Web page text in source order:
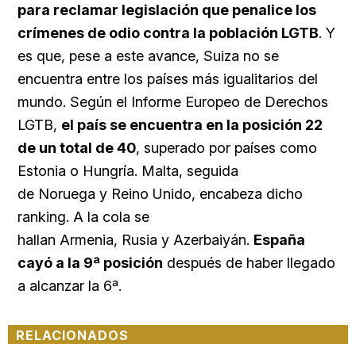
para reclamar legislación que penalice los
crímenes de odio contra la población LGTB. Y
es que, pese a este avance, Suiza no se
encuentra entre los países más igualitarios del
mundo. Según el Informe Europeo de Derechos
LGTB, el país se encuentra en la posición 22
de un total de 40, superado por países como
Estonia o Hungría. Malta, seguida
de Noruega y Reino Unido, encabeza dicho
ranking. A la cola se
hallan Armenia, Rusia y Azerbaiyán. España
cayó a la 9ª posición después de haber llegado
a alcanzar la 6ª.
RELACIONADOS